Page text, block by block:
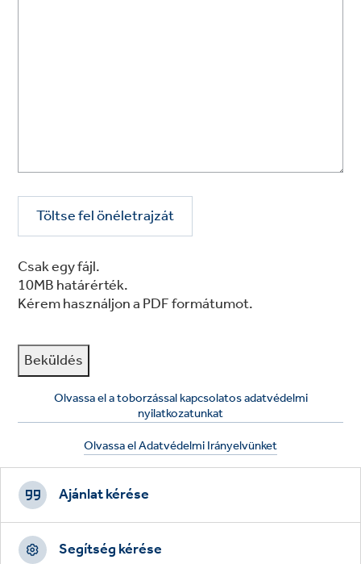
C
V
d
o
u
m
e
n
t
Töltse fel önéletrajzát
Csak egy fájl.
10MB határérték.
Kérem használjon a PDF formátumot.
Olvassa el a toborzással kapcsolatos adatvédelmi
nyilatkozatunkat
Olvassa el Adatvédelmi Irányelvünket
Footer
CTAs
Ajánlat kérése
Segítség kérése